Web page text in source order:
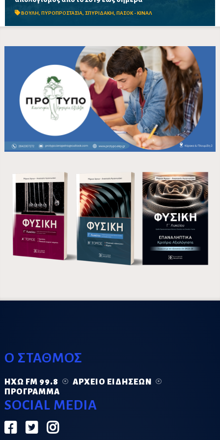
ΒΟΥΛΗ, ΠΥΡΟΠΡΟΣΤΑΣΙΑ, ΣΠΥΡΙΔΑΚΗ, ΠΑΣΟΚ - ΚΙΝΑΛ
καθώς και απαντήσεις για προσωπικό, οχήματα, ε...
Ο ΣΤΑΘΜΟΣ
ΗΧΏ FM 99.8
ΑΡΧΕΊΟ ΕΙΔΉΣΕΩΝ
ΠΡΌΓΡΑΜΜΑ
SOCIAL MEDIA